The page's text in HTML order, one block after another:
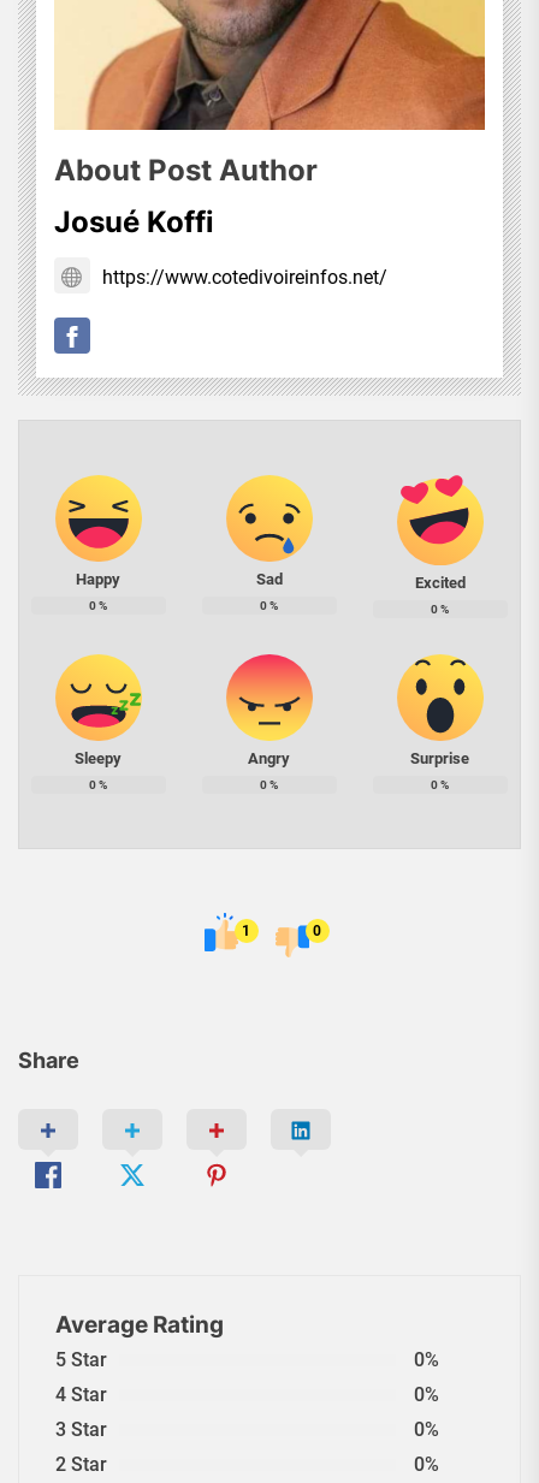
Share
About Post Author
Josué Koffi
https://www.cotedivoireinfos.net/
Happy
0%
Sad
0%
Excited
0%
Sleepy
0%
Angry
0%
Surprise
0%
1 0
Average Rating
5 Star
0%
4 Star
0%
3 Star
0%
2 Star
0%